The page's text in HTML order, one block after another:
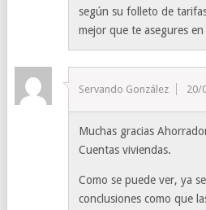
según su folleto de
mejor que te asegures
Servando González 20/
Muchas gracias
Cuentas viviendas.
Como se puede ver, ya
conclusiones como que